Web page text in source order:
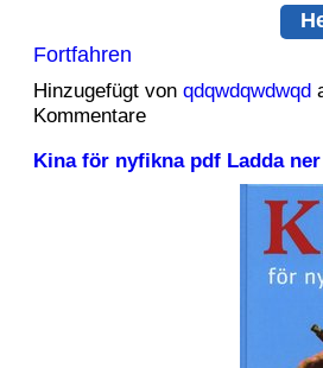
Fortfahren
Hinzugefügt von qdqwdqwdwqd
Kommentare
Kina för nyfikna pdf Ladda